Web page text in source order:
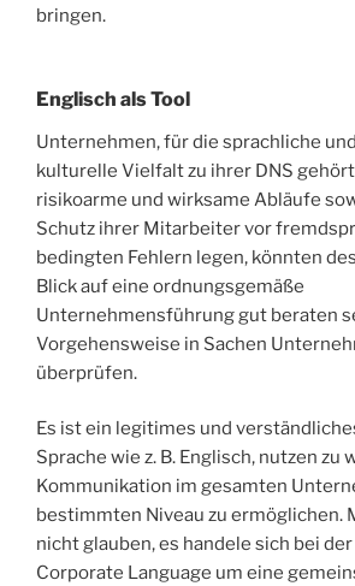
bringen.
Englisch als Tool
Unternehmen, für die sprachliche
kulturelle Vielfalt zu ihrer DNS
risikoarme und wirksame Abläufe
Schutz ihrer Mitarbeiter vor
bedingten Fehlern legen, könnten
Blick auf eine ordnungsgemäße
Unternehmensführung gut beraten
Vorgehensweise in Sachen
überprüfen.
Es ist ein legitimes und
Sprache wie z. B. Englisch, nutzen zu
Kommunikation im gesamten
bestimmten Niveau zu ermöglichen.
nicht glauben, es handele sich bei
Corporate Language um eine